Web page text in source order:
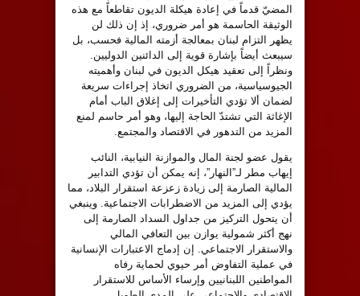
المضيّ قدماً في إعادة هيكلة الديون تقاطعاً مع هذه
الوثيقة الحاسمة هو أمر ضروري، إذ إن ذلك لن
يظهر التزام لبنان بمعالجة أزمته المالية فحسب، بل
سيبعث أيضاً بإشارة قوية إلى الدائنين الدوليين.
ونظراً إلى تعقيد هيكل الديون في لبنان وأهميته
الجيوسياسية، من الضروري اتخاذ إجراءات سريعة
لضمان ألا تؤدي التأخيرات إلى إغلاق الباب أمام
الإغاثة التي تشتدّ الحاجة إليها، وهو أمر حاسم لمنع
المزيد من التدهور في الاقتصاد والمجتمع.
‏يقول عضو لجنة المال والموازنة النيابية، النائب
إيهاب مطر لـ”النهار”، إنه يمكن أن تؤدي التدابير
المالية الصارمة إلى زيادة زعزعة استقرار البلاد، مما
يؤدي إلى المزيد من الاضطرابات الاجتماعية. وينبغي
أن يتحول التركيز من جداول السداد الصارمة إلى
نهج أكثر شمولية يوازن بين التعافي المالي
والاستقرار الاجتماعي. إن إدماج الاعتبارات الإنسانية
في عملية التفاوض أمر حيوي لحماية رفاه
المواطنين اللبنانيين وإرساء الأساس للاستقرار